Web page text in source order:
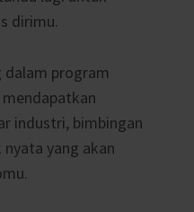
dirimu.
dalam program
industri, bimbingan
yang akan